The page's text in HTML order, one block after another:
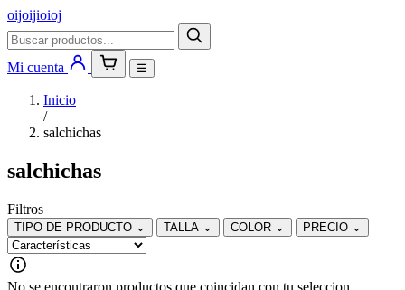
oijoijioioj
Mi cuenta ☰
Inicio
/
salchichas
salchichas
Filtros
TIPO DE PRODUCTO ⌄ TALLA ⌄ COLOR ⌄ PRECIO ⌄
No se encontraron productos que coincidan con tu seleccion.